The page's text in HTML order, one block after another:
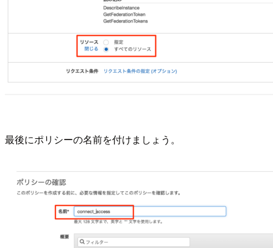
最後にポリシーの名前を付けましょう。